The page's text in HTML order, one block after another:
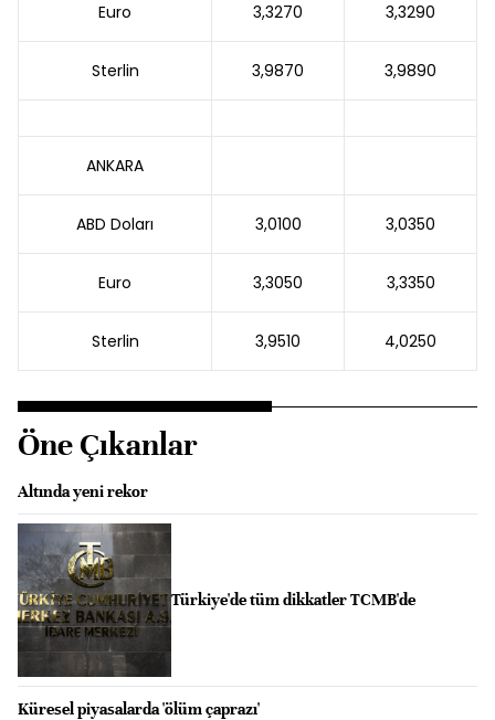
Euro 3,3270 3,3290
Sterlin 3,9870 3,9890
ANKARA
ABD Doları 3,0100 3,0350
Euro 3,3050 3,3350
Sterlin 3,9510 4,0250
Öne Çıkanlar
Altında yeni rekor
Türkiye'de tüm dikkatler TCMB'de
Küresel piyasalarda 'ölüm çaprazı'